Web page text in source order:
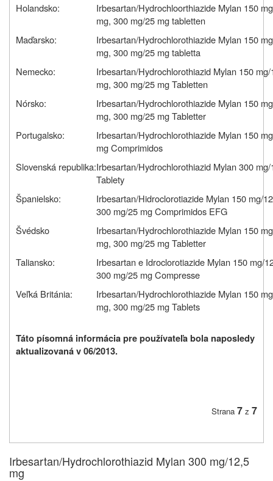
Holandsko:
Irbesartan/Hydrochloorthiazide Mylan 150
mg, 300 mg/25 mg tabletten
Maďarsko:
Irbesartan/Hydrochlorothiazide Mylan 150
mg, 300 mg/25 mg tabletta
Nemecko:
Irbesartan/Hydrochlorothiazid Mylan 150
mg, 300 mg/25 mg Tabletten
Nórsko:
Irbesartan/Hydrochlorothiazide Mylan 150
mg, 300 mg/25 mg Tabletter
Portugalsko:
Irbesartan/Hydrochlorothiazide Mylan 150
mg Comprimidos
Slovenská republika:Irbesartan/Hydrochlorothiazid Mylan 300
Tablety
Španielsko:
Irbesartan/Hidroclorotiazide Mylan 150 mg/
300 mg/25 mg Comprimidos EFG
Švédsko
Irbesartan/Hydrochlorothiazide Mylan 150
mg, 300 mg/25 mg Tabletter
Taliansko:
Irbesartan e Idroclorotiazide Mylan 150 mg/
300 mg/25 mg Compresse
Veľká Británia:
Irbesartan/Hydrochlorothiazide Mylan 150
mg, 300 mg/25 mg Tablets
Táto písomná informácia pre používateľa bola naposledy
aktualizovaná v 06/2013.
Strana 7 z 7
Irbesartan/Hydrochlorothiazid Mylan 300 mg/12,5
mg